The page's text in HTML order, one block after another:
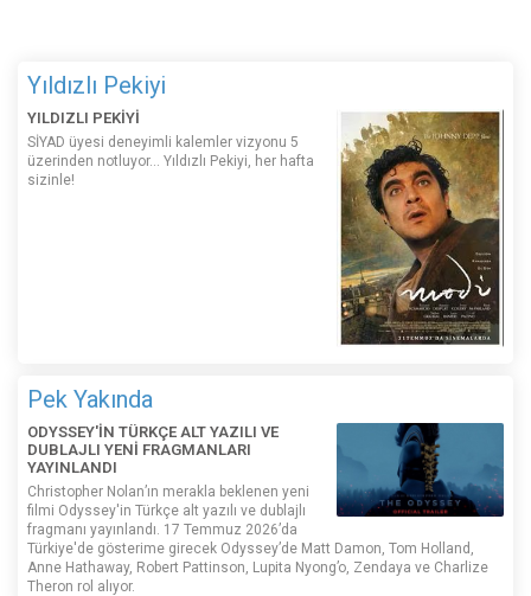
Yıldızlı Pekiyi
YILDIZLI PEKİYİ
SİYAD üyesi deneyimli kalemler vizyonu 5
üzerinden notluyor... Yıldızlı Pekiyi, her hafta
sizinle!
Pek Yakında
ODYSSEY'İN TÜRKÇE ALT YAZILI VE
DUBLAJLI YENİ FRAGMANLARI
YAYINLANDI
Christopher Nolan’ın merakla beklenen yeni
filmi Odyssey'in Türkçe alt yazılı ve dublajlı
fragmanı yayınlandı. 17 Temmuz 2026’da
Türkiye'de gösterime girecek Odyssey’de Matt Damon, Tom Holland,
Anne Hathaway, Robert Pattinson, Lupita Nyong’o, Zendaya ve Charlize
Theron rol alıyor.